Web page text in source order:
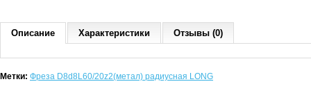
Описание Характеристики Отзывы (0)
Метки: Фреза D8d8L60/20z2(метал) радиусная LONG